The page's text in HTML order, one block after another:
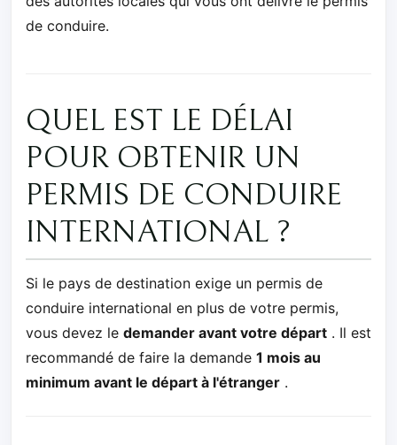
de conduire.
QUEL EST LE DÉLAI
POUR OBTENIR UN
PERMIS DE CONDUIRE
INTERNATIONAL ?
Si le pays de destination exige un permis de
conduire international en plus de votre permis,
vous devez le demander avant votre départ . Il est
recommandé de faire la demande 1 mois au
minimum avant le départ à l'étranger .